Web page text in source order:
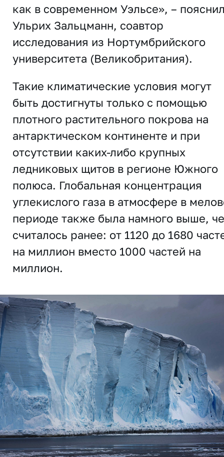
как в современном Уэльсе», –
Ульрих Зальцманн, соавтор
исследования из Нортумбрийского
университета (Великобритания).
Такие климатические условия могут
быть достигнуты только с помощью
плотного растительного покрова на
антарктическом континенте и при
отсутствии каких-либо крупных
ледниковых щитов в регионе Южного
полюса. Глобальная концентрация
углекислого газа в атмосфере в
периоде также была намного выше,
считалось ранее: от 1120 до 1680
на миллион вместо 1000 частей на
миллион.